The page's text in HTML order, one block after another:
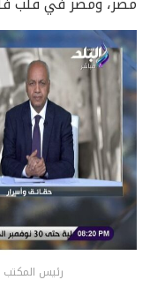
رئيس